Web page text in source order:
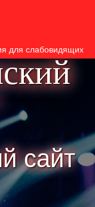
для слабовидящих
сайт